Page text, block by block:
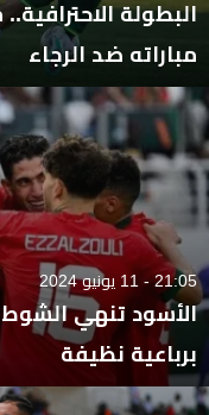
البطولة
مباراته ضد الرجاء
21:05 - 11 يونيو 2024
الأسود تنهي الشوط
برباعية نظيفة